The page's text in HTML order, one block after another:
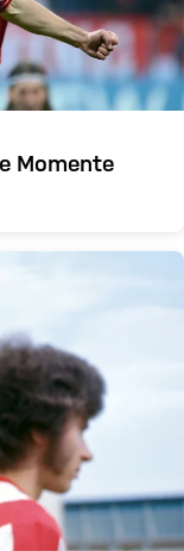
Momente